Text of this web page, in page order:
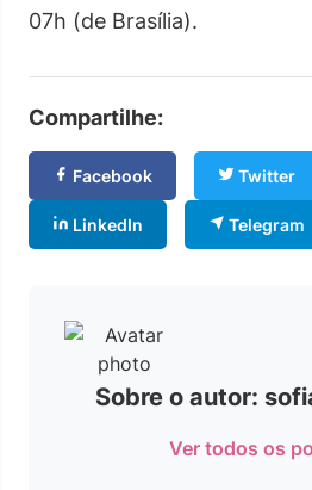
07h (de Brasília).
Compartilhe:
Facebook Twitter
LinkedIn Telegram
Sobre o autor:
Ver todos os